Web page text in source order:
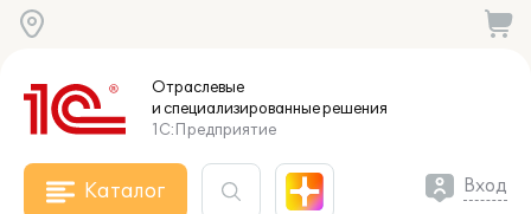
Отраслевые
и специализированныерешения
1С:Предприятие
Каталог Вход